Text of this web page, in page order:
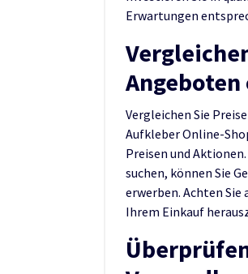
Erwartungen
Vergleichen Sie
Aufkleber Online-
Preisen und
suchen, können Sie
erwerben. Achten Sie
Ihrem Einkauf